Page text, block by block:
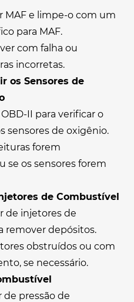
MAF e limpe-o com um
para MAF.
com falha ou
incorretas.
os Sensores de
II para verificar o
sensores de oxigênio.
forem
se os sensores forem
de Combustível
de injetores de
remover depósitos.
obstruídos ou com
se necessário.
pressão de